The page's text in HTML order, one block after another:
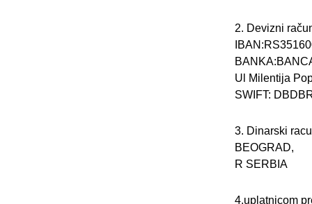
2. Devizni
Ul Milentija
SWIFT:
3. Dinarski
BEOGRAD,
R SERBIA
4.uplatnicom